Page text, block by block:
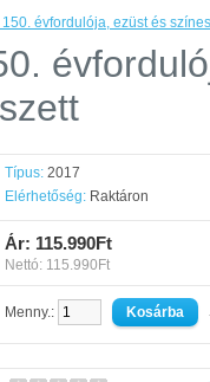
évfordulója, ezüst és
Típus: 2017
Elérhetőség: Raktáron
Ár: 115.990Ft
Nettó: 115.990Ft
Menny.: